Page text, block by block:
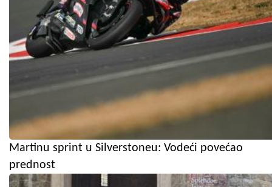
Martinu sprint u Silverstoneu: Vodeći povećao
prednost